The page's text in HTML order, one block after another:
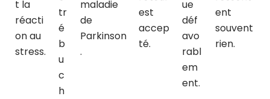
t la
réacti
on au
stress.
tr
é
b
u
c
h
maladie
de
Parkinson
.
est
accep
té.
ue
déf
avo
rabl
em
ent.
ent
souvent
rien.